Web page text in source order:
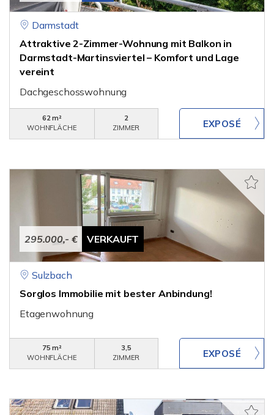
Darmstadt
Attraktive 2-Zimmer-Wohnung mit Balkon in
Darmstadt-Martinsviertel – Komfort und Lage
vereint
Dachgeschosswohnung
62 m²
WOHNFLÄCHE
2
ZIMMER
295.000,- € VERKAUFT
Sulzbach
Sorglos Immobilie mit bester Anbindung!
Etagenwohnung
75 m²
WOHNFLÄCHE
3,5
ZIMMER